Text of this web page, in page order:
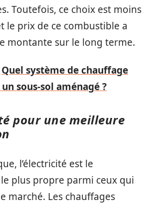
Toutefois, ce choix est moins
le prix de ce combustible a
montante sur le long terme.
Quel système de chauffage
sous-sol aménagé ?
pour une meilleure
l’électricité est le
plus propre parmi ceux qui
marché. Les chauffages